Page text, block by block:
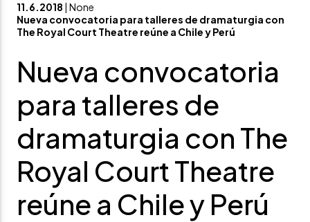
11.6.2018 | None
Nueva convocatoria para talleres de dramaturgia con
The Royal Court Theatre reúne a Chile y Perú
Nueva convocatoria
para talleres de
dramaturgia con The
Royal Court Theatre
reúne a Chile y Perú